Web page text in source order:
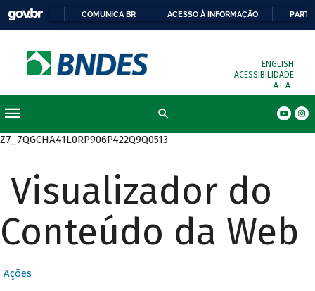
COMUNICA BR ACESSO À INFORMAÇÃO
ENGLISH
ACESSIBILIDADE
A+ A-
Z7_7QGCHA41L0RP906P422Q9Q0513
Visualizador do
Conteúdo da Web
Ações